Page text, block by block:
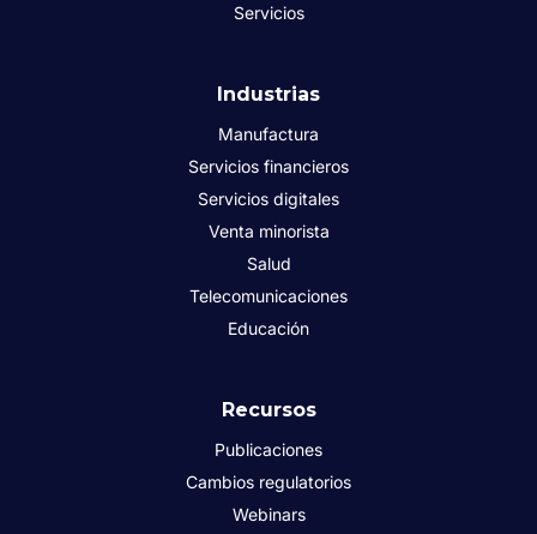
Servicios
Industrias
Manufactura
Servicios financieros
Servicios digitales
Venta minorista
Salud
Telecomunicaciones
Educación
Recursos
Publicaciones
Cambios regulatorios
Webinars